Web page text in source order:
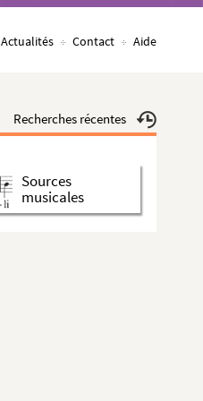
Actualités Contact Aide
Recherches récentes
Sources
musicales